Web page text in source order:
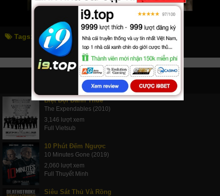
Tags: parker parker
PHIM LIÊN QUAN
Biệt Đội Đánh Thuê
The Expendables (2010)
3,146 lượt xem
Full Vietsub
10 Phút Đếm Ngược
10 Minutes Gone (2019)
2,060 lượt xem
Full Thuyết Minh
Siêu Sát Thủ Và Rồng